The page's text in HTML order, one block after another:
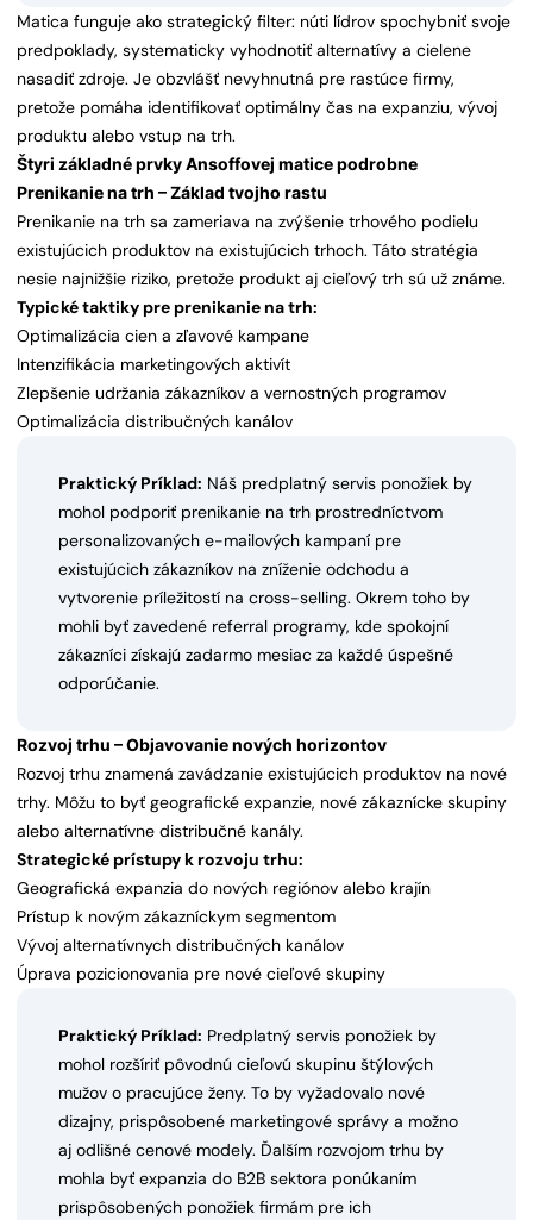
Matica funguje ako strategický filter: núti lídrov spochybniť svoje
predpoklady, systematicky vyhodnotiť alternatívy a cielene
nasadiť zdroje. Je obzvlášť nevyhnutná pre rastúce firmy,
pretože pomáha identifikovať optimálny čas na expanziu, vývoj
produktu alebo vstup na trh.
Štyri základné prvky Ansoffovej matice podrobne
Prenikanie na trh – Základ tvojho rastu
Prenikanie na trh sa zameriava na zvýšenie trhového podielu
existujúcich produktov na existujúcich trhoch. Táto stratégia
nesie najnižšie riziko, pretože produkt aj cieľový trh sú už známe.
Typické taktiky pre prenikanie na trh:
Optimalizácia cien a zľavové kampane
Intenzifikácia marketingových aktivít
Zlepšenie udržania zákazníkov a vernostných programov
Optimalizácia distribučných kanálov
Praktický Príklad: Náš predplatný servis ponožiek by
mohol podporiť prenikanie na trh prostredníctvom
personalizovaných e-mailových kampaní pre
existujúcich zákazníkov na zníženie odchodu a
vytvorenie príležitostí na cross-selling. Okrem toho by
mohli byť zavedené referral programy, kde spokojní
zákazníci získajú zadarmo mesiac za každé úspešné
odporúčanie.
Rozvoj trhu – Objavovanie nových horizontov
Rozvoj trhu znamená zavádzanie existujúcich produktov na nové
trhy. Môžu to byť geografické expanzie, nové zákaznícke skupiny
alebo alternatívne distribučné kanály.
Strategické prístupy k rozvoju trhu:
Geografická expanzia do nových regiónov alebo krajín
Prístup k novým zákazníckym segmentom
Vývoj alternatívnych distribučných kanálov
Úprava pozicionovania pre nové cieľové skupiny
Praktický Príklad: Predplatný servis ponožiek by
mohol rozšíriť pôvodnú cieľovú skupinu štýlových
mužov o pracujúce ženy. To by vyžadovalo nové
dizajny, prispôsobené marketingové správy a možno
aj odlišné cenové modely. Ďalším rozvojom trhu by
mohla byť expanzia do B2B sektora ponúkaním
prispôsobených ponožiek firmám pre ich